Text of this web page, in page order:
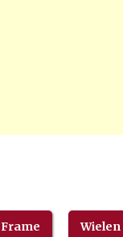
Frame Wielen